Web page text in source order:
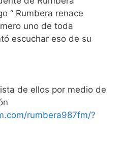
“ Rumbera renace
uno de toda
escuchar eso de su
de ellos por medio de
rumbera987fm/?